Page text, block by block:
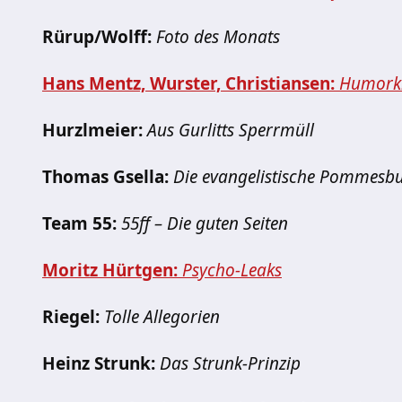
Rürup/Wolff:Foto des Monats
Hans Mentz, Wurster, Christiansen:
Hurzlmeier:Aus Gurlitts Sperrmüll
Thomas Gsella:Die evangelistische
Team 55:55ff – Die guten Seiten
Moritz Hürtgen:Psycho-Leaks
Riegel: Tolle Allegorien
Heinz Strunk:Das Strunk-Prinzip